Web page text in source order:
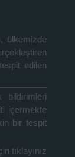
ülkemizde
edilen
bildirimleri
içermekte
bir tespit
tıklayınız